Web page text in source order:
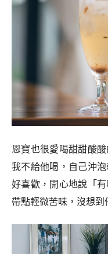
恩寶也很愛喝甜甜酸
我不給他喝，自己沖
好喜歡，開心地說「
帶點輕微苦味，沒想到